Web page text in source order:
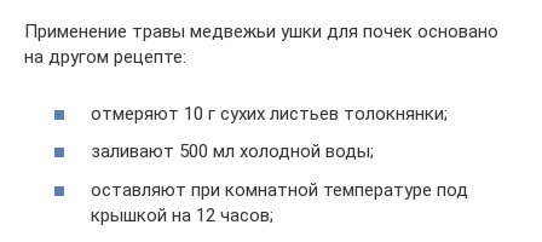
Применение травы медвежьи ушки для почек основано
на другом рецепте:
отмеряют 10 г сухих листьев толокнянки;
заливают 500 мл холодной воды;
оставляют при комнатной температуре под
крышкой на 12 часов;